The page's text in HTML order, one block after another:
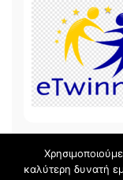
καλύτερη δυνατή